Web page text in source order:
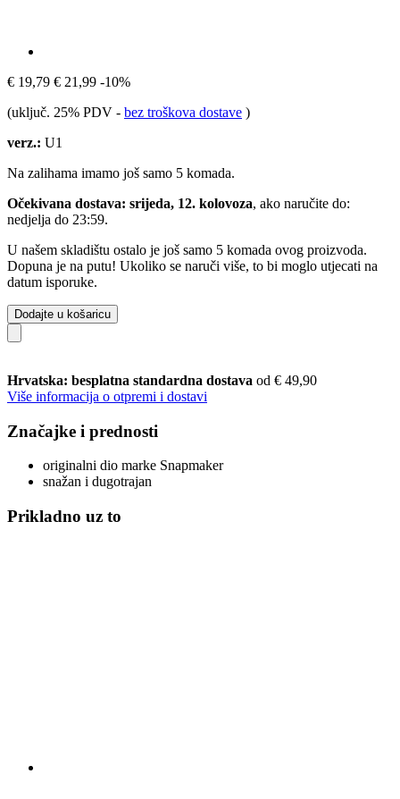
€ 19,79 € 21,99 -10%
(uključ. 25% PDV - bez troškova dostave )
verz.: U1
Na zalihama imamo još samo 5 komada.
Očekivana dostava: srijeda, 12. kolovoza, ako naručite do:
nedjelja do 23:59.
U našem skladištu ostalo je još samo 5 komada ovog proizvoda.
Dopuna je na putu! Ukoliko se naruči više, to bi moglo utjecati na
datum isporuke.
Dodajte u košaricu
Hrvatska: besplatna standardna dostava od € 49,90
Više informacija o otpremi i dostavi
Značajke i prednosti
originalni dio marke Snapmaker
snažan i dugotrajan
Prikladno uz to